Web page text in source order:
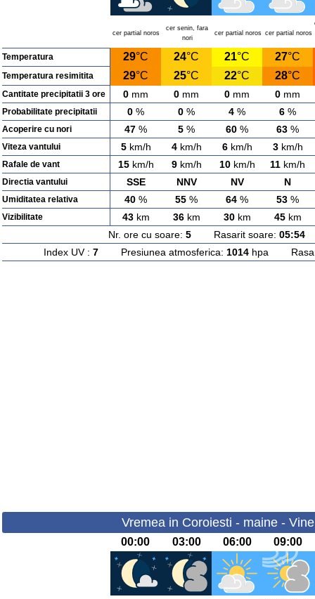
cer partial noros
cer senin, fara
nori
cer partial noros cer partial noros
Temperatura 29°C 24°C 21°C 27°C
Temperatura resimitita 29°C 25°C 22°C 28°C
Cantitate precipitatii 3 ore 0 mm 0 mm 0 mm 0 mm
Probabilitate precipitatii 0 % 0 % 4 % 6 %
Acoperire cu nori 47 % 5 % 60 % 63 %
Viteza vantului 5km/h 4km/h 6km/h 3km/h
Rafale de vant 15km/h 9km/h 10km/h 11 km/h
Directia vantului SSE NNV NV N
Umiditatea relativa 40 % 55 % 64 % 53 %
Vizibilitate 43km 36km 30km 45km
Nr. ore cu soare: 5Rasarit soare: 05:54
Index UV : 7Presiunea atmosferica: 1014hpa
Vremea in Coroiesti - maine -
00:00 03:00 06:00 09:00